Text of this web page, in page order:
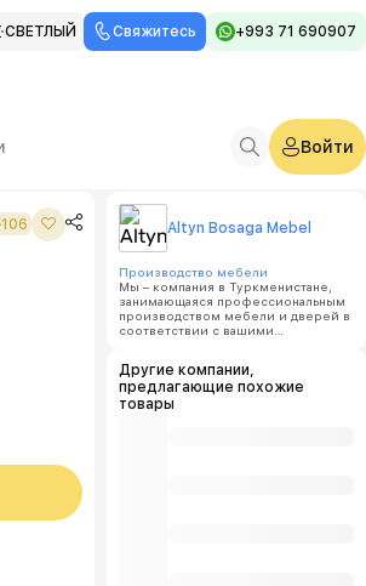
СВЕТЛЫЙ Свяжитесь +993 71 690907
Войти
106 Altyn Bosaga Mebel
Производство мебели
Мы – компания в Туркменистане,
занимающаяся профессиональным
производством мебели и дверей в
соответствии с вашими
современную мебель для вашего
дома, офиса или кафе.
Наша цель – реализовать ваши
Другие компании,
предлагающие похожие
товары